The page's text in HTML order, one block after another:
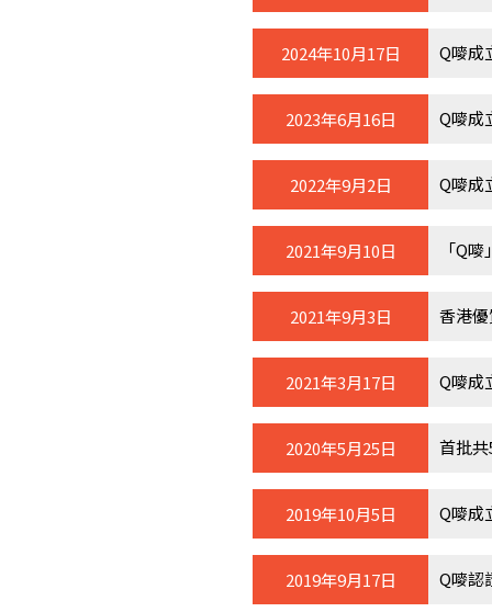
2024年10月17日 Q嘜成
2023年6月16日 Q嘜成
2022年9月2日 Q嘜成
2021年9月10日 「Q
2021年9月3日 香港
2021年3月17日 Q嘜成
2020年5月25日 首批
2019年10月5日 Q嘜成
2019年9月17日 Q嘜認